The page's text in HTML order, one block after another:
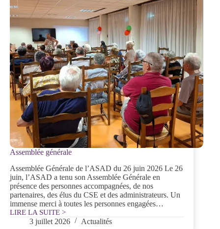
Assemblée générale
Assemblée Générale de l’ASAD du 26 juin 2026 Le 26
juin, l’ASAD a tenu son Assemblée Générale en
présence des personnes accompagnées, de nos
partenaires, des élus du CSE et des administrateurs. Un
immense merci à toutes les personnes engagées…
LIRE LA SUITE >
Assemblée
générale3 juillet 2026 Actualités